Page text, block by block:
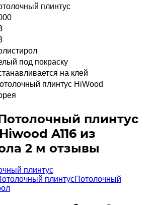
плинтус
под покраску
на клей
плинтус HiWood
плинтус
A116 из
2 м отзывы
плинтус
плинтусПотолочный